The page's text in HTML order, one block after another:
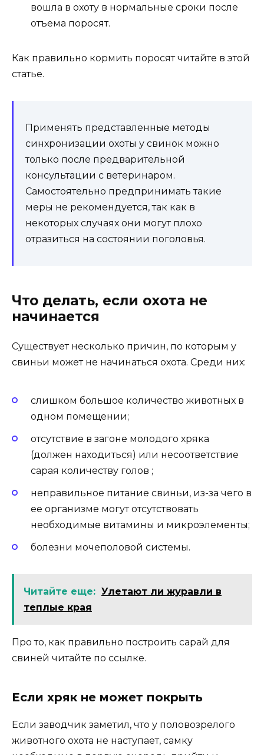
вошла в охоту в нормальные сроки после
отъема поросят.
Как правильно кормить поросят читайте в этой
статье.
Применять представленные методы
синхронизации охоты у свинок можно
только после предварительной
консультации с ветеринаром.
Самостоятельно предпринимать такие
меры не рекомендуется, так как в
некоторых случаях они могут плохо
отразиться на состоянии поголовья.
Что делать, если охота не
начинается
Существует несколько причин, по которым у
свиньи может не начинаться охота. Среди них:
слишком большое количество животных в
одном помещении;
отсутствие в загоне молодого хряка
(должен находиться) или несоответствие
сарая количеству голов ;
неправильное питание свиньи, из-за чего в
ее организме могут отсутствовать
необходимые витамины и микроэлементы;
болезни мочеполовой системы.
Читайте еще: Улетают ли журавли в
теплые края
Про то, как правильно построить сарай для
свиней читайте по ссылке.
Если хряк не может покрыть
Если заводчик заметил, что у половозрелого
животного охота не наступает, самку